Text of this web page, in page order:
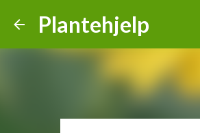
Plantehjelp